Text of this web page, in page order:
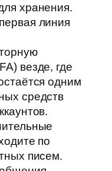
хранения.
линия
везде, где
одним
средств
по
писем.